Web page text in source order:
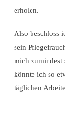
erholen.
Also beschloss
sein
mich zumindest
könnte ich so
täglichen